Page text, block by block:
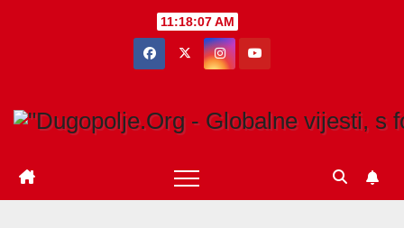
11:18:08 AM